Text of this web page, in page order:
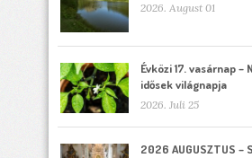
2026. August 01
Évközi 17. vasárnap –
idősek világnapja
2026. Juli 25
2026 AUGUSZTUS –